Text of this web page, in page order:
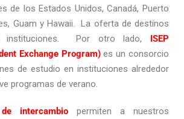
de los Estados Unidos, Canadá, Puerto
Guam y Hawaii. La oferta de destinos
instituciones. Por otro lado, ISEP
Exchange Program)es un consorcio
de estudio en instituciones alrededor
programas de verano.
intercambio permiten a nuestros